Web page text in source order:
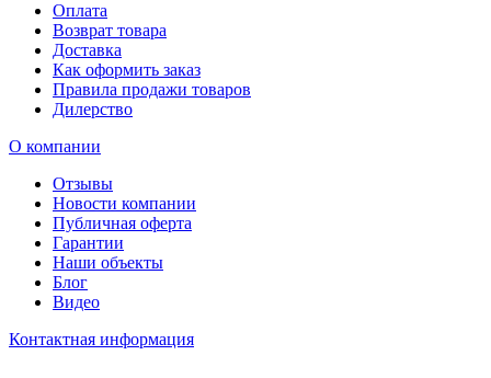
Оплата
Возврат товара
Доставка
Как оформить заказ
Правила продажи товаров
Дилерство
О компании
Отзывы
Новости компании
Публичная оферта
Гарантии
Наши объекты
Блог
Видео
Контактная информация